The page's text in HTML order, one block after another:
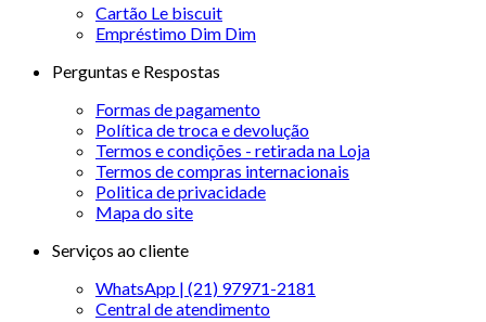
Cartão Le biscuit
Empréstimo Dim Dim
Perguntas e Respostas
Formas de pagamento
Política de troca e devolução
Termos e condições - retirada na Loja
Termos de compras internacionais
Politica de privacidade
Mapa do site
Serviços ao cliente
WhatsApp | (21) 97971-2181
Central de atendimento